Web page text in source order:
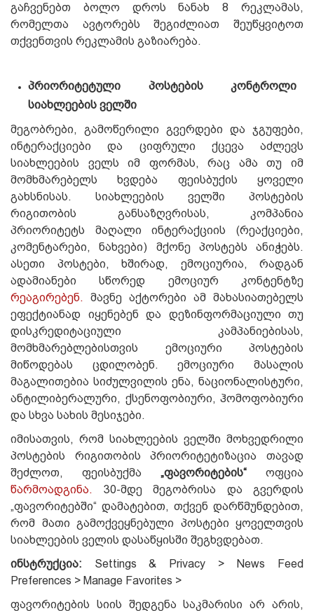
გაჩვენებთ ბოლო დროს ნანახ 8 რეკლამას,
რომელთა ავტორებს შეგიძლიათ შეუწყვიტოთ
თქვენთვის რეკლამის გაზიარება.
პრიორიტეტული პოსტების კონტროლი
სიახლეების ველში
მეგობრები, გამოწერილი გვერდები და ჯგუფები,
ინტერაქციები და ციფრული ქცევა აძლევს
სიახლეების ველს იმ ფორმას, რაც ამა თუ იმ
მომხმარებელს ხვდება ფეისბუქის ყოველი
გახსნისას. სიახლეების ველში პოსტების
რიგითობის განსაზღვრისას, კომპანია
პრიორიტეტს მაღალი ინტერაქციის (რეაქციები,
კომენტარები, ნახვები) მქონე პოსტებს ანიჭებს.
ასეთი პოსტები, ხშირად, ემოციურია, რადგან
ადამიანები სწორედ ემოციურ კონტენტზე
რეაგირებენ.
მავნე აქტორები ამ მახასიათებელს
ეფექტიანად იყენებენ და დეზინფორმაციული თუ
დისკრედიტაციული კამპანიებისას,
მომხმარებლებისთვის ემოციური პოსტების
მიწოდებას ცდილობენ. ემოციური მასალის
მაგალითებია სიძულვილის ენა, ნაციონალისტური,
ანტილიბერალური, ქსენოფობიური, ჰომოფობიური
და სხვა სახის მესიჯები.
იმისათვის, რომ სიახლეების ველში მოხვედრილი
პოსტების რიგითობის პრიორიტეტიზაცია თავად
შეძლოთ, ფეისბუქმა „ფავორიტების“ ოფცია
წარმოადგინა.
30-მდე მეგობრისა და გვერდის
„ფავორიტებში“ დამატებით, თქვენ დარწმუნდებით,
რომ მათი გამოქვეყნებული პოსტები ყოველთვის
სიახლეების ველის დასაწყისში შეგხვდებათ.
ინსტრუქცია: Settings & Privacy > News Feed
Preferences > Manage Favorites >
ფავორიტების სიის შედგენა საკმარისი არ არის,